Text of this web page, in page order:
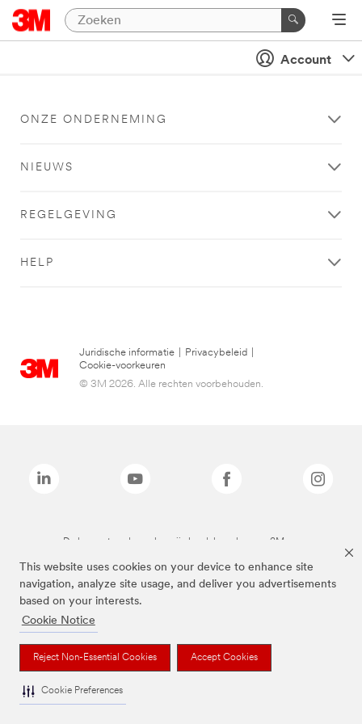
This website uses cookies on your device to enhance site
navigation, analyze site usage, and deliver you advertisements
based on your interests.
Cookie Notice
Reject Non-Essential Cookies Accept Cookies
Cookie Preferences
Account
ONZE ONDERNEMING
NIEUWS
REGELGEVING
HELP
Juridische informatie Privacybeleid
Cookie-voorkeuren
© 3M 2026. Alle rechten voorbehouden.
De bovenstaande merken zijn handelsmerken van 3M.we